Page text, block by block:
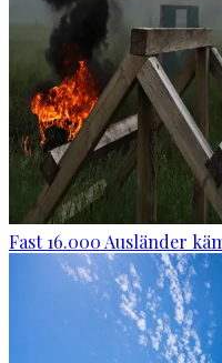
Fast 16.000 Ausländer